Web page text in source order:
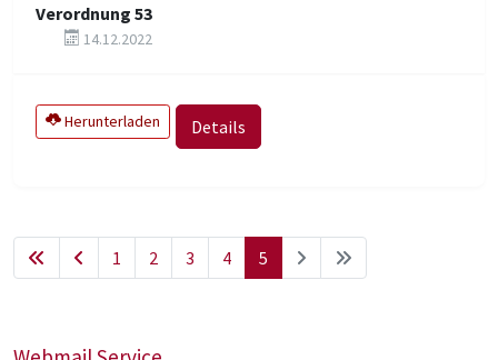
Verordnung 53
14.12.2022
Herunterladen Details
1 2 3 4 5